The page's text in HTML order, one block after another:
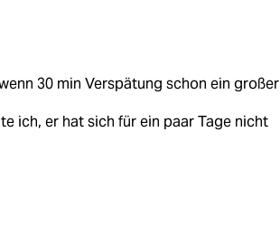
30 min Verspätung schon ein großer
ich, er hat sich für ein paar Tage nicht